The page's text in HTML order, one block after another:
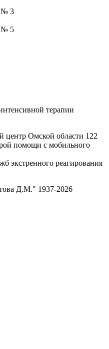
№ 3
№ 5
терапии
центр Омской области 122
помощи с мобильного
экстренного реагирования
Д.М." 1937-2026